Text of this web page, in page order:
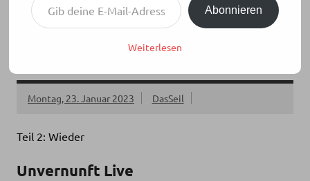
KDU PODCAST: UNVERNUNFT LIVE 19.01.23
– SPIELEINLADUNGEN – SPIEL MIT MIR –
Montag, 23. Januar 2023 DasSeil
Teil 2: Wieder
Unvernunft Live
Abonnieren
Weiterlesen